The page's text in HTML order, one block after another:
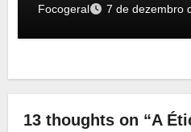
Focogeral 7 de dezembro
13 thoughts on “A